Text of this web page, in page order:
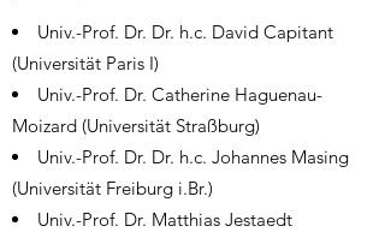
Univ.-Prof. Dr. Dr. h.c. David Capitant
(Universität Paris I)
Univ.-Prof. Dr. Catherine Haguenau-
Moizard (Universität Straßburg)
Univ.-Prof. Dr. Dr. h.c. Johannes Masing
(Universität Freiburg i.Br.)
Univ.-Prof. Dr. Matthias Jestaedt